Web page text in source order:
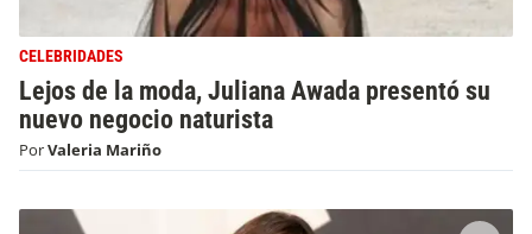
CELEBRIDADES
Lejos de la moda, Juliana Awada presentó su
nuevo negocio naturista
PorValeria Mariño